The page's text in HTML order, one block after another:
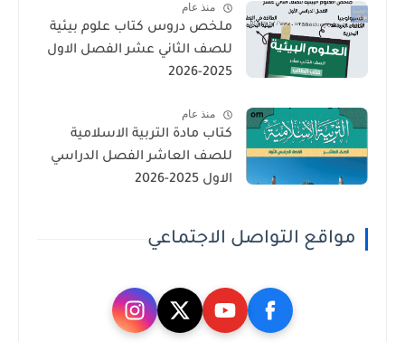
منذ عام
ملخص دروس كتاب علوم بيئية
للصف الثاني عشر الفصل الاول
2025-2026
منذ عام
كتاب مادة التربية الاسلامية
للصف العاشر الفصل الدراسي
الاول 2025-2026
مواقع التواصل الاجتماعي